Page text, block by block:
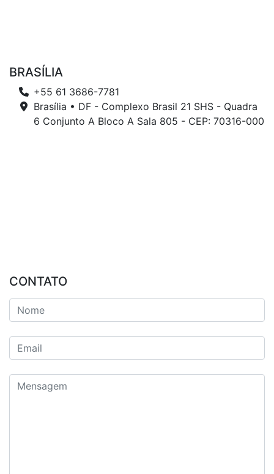
BRASÍLIA
+55 61 3686-7781
Brasília • DF - Complexo Brasil 21 SHS - Quadra
6 Conjunto A Bloco A Sala 805 - CEP: 70316-000
CONTATO